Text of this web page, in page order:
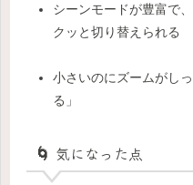
シーンモードが豊富で
クッと切り替えられる
小さいのにズームがし
る」
🌀 気になった点